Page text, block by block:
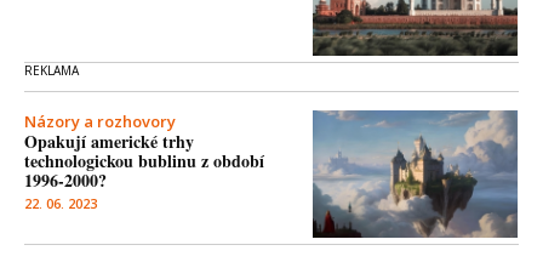
Názory a rozhovory
Opakují americké trhy
technologickou bublinu z období
1996-2000?
22. 06. 2023